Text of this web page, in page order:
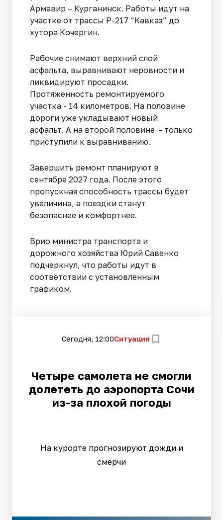
Армавир – Курганинск. Работы идут на
участке от трассы Р-217 “Кавказ” до
хутора Кочергин.
Рабочие снимают верхний слой
асфальта, выравнивают неровности и
ликвидируют просадки.
Протяженность ремонтируемого
участка - 14 километров. На половине
дороги уже укладывают новый
асфальт. А на второй половине - только
приступили к выравниванию.
Завершить ремонт планируют в
сентябре 2027 года. После этого
пропускная способность трассы будет
увеличина, а поездки станут
безопаснее и комфортнее.
Врио министра транспорта и
дорожного хозяйства Юрий Савенко
подчеркнул, что работы идут в
соответствии с установленным
графиком.
Сегодня, 12:00Ситуация
Четыре самолета не смогли
долететь до аэропорта Сочи
из-за плохой погоды
На курорте прогнозируют дожди и
смерчи